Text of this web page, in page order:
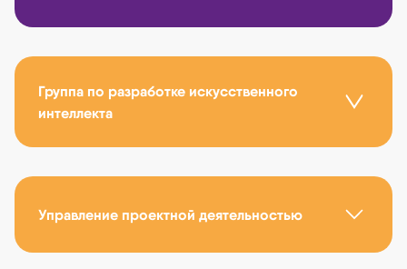
Группа по разработке искусственного
интеллекта
Управление проектной деятельностью